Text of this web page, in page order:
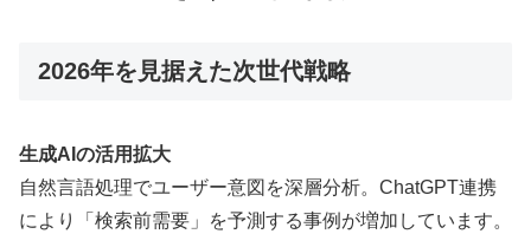
2026年を見据えた次世代戦略
生成AIの活用拡大
自然言語処理でユーザー意図を深層分析。ChatGPT連携
により「検索前需要」を予測する事例が増加しています。